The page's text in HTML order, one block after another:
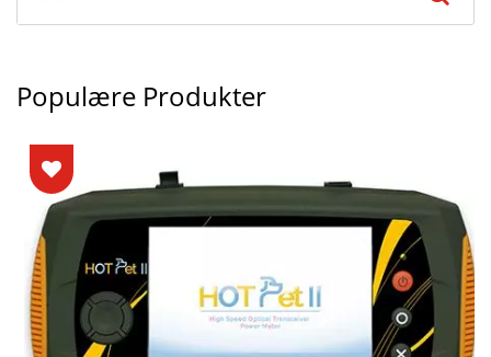
Populære Produkter